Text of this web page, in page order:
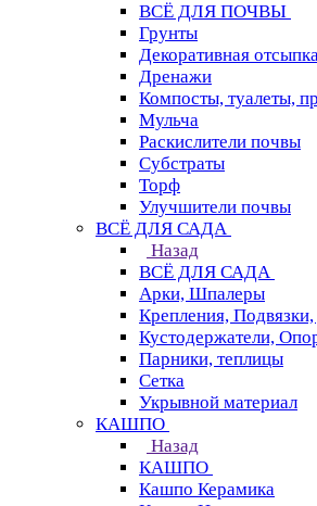
ВСЁ ДЛЯ ПОЧВЫ
Грунты
Декоративная
Дренажи
Компосты, туалеты,
Мульча
Раскислители почвы
Субстраты
Торф
Улучшители почвы
ВСЁ ДЛЯ САДА
Назад
ВСЁ ДЛЯ САДА
Арки, Шпалеры
Крепления,
Кустодержатели,
Парники, теплицы
Сетка
Укрывной материал
КАШПО
Назад
КАШПО
Кашпо Керамика